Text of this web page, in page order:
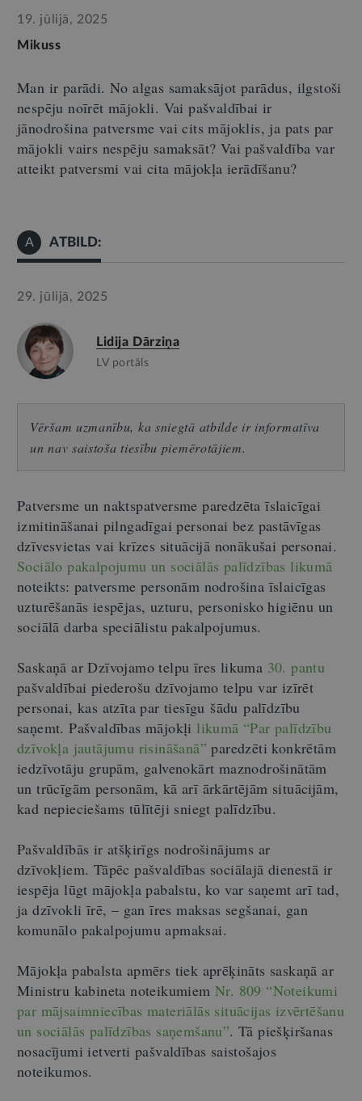
19. jūlijā, 2025
Mikuss
Man ir parādi. No algas samaksājot parādus, ilgstoši
nespēju noīrēt mājokli. Vai pašvaldībai ir
jānodrošina patversme vai cits mājoklis, ja pats par
mājokli vairs nespēju samaksāt? Vai pašvaldība var
atteikt patversmi vai cita mājokļa ierādīšanu?
A ATBILD:
29. jūlijā, 2025
Lidija Dārziņa
LV portāls
Vēršam uzmanību, ka sniegtā atbilde ir informatīva
un nav saistoša tiesību piemērotājiem.
Patversme un naktspatversme paredzēta īslaicīgai
izmitināšanai pilngadīgai personai bez pastāvīgas
dzīvesvietas vai krīzes situācijā nonākušai personai.
Sociālo pakalpojumu un sociālās palīdzības likumā
noteikts: patversme personām nodrošina īslaicīgas
uzturēšanās iespējas, uzturu, personisko higiēnu un
sociālā darba speciālistu pakalpojumus.
Saskaņā ar Dzīvojamo telpu īres likuma 30. pantu
pašvaldībai piederošu dzīvojamo telpu var izīrēt
personai, kas atzīta par tiesīgu šādupalīdzību
saņemt. Pašvaldības mājokļi likumā “Par palīdzību
dzīvokļa jautājumu risināšanā” paredzēti konkrētām
iedzīvotāju grupām, galvenokārt maznodrošinātām
un trūcīgām personām, kā arī ārkārtējām situācijām,
kad nepieciešams tūlītēji sniegt palīdzību.
Pašvaldībās ir atšķirīgs nodrošinājums ar
dzīvokļiem. Tāpēc pašvaldības sociālajā dienestā ir
iespēja lūgt mājokļa pabalstu, ko var saņemt arī tad,
ja dzīvokli īrē, – gan īres maksas segšanai, gan
komunālo pakalpojumu apmaksai.
Mājokļa pabalsta apmērs tiek aprēķināts saskaņā ar
Ministru kabineta noteikumiem Nr. 809 “Noteikumi
par mājsaimniecības materiālās situācijas izvērtēšanu
un sociālās palīdzības saņemšanu”. Tā piešķiršanas
nosacījumi ietverti pašvaldības saistošajos
noteikumos.